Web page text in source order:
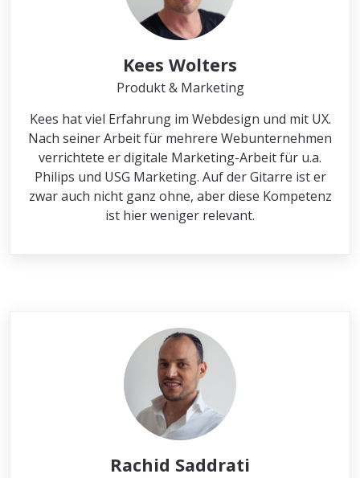
Kees Wolters
Produkt & Marketing
Kees hat viel Erfahrung im Webdesign und mit UX.
Nach seiner Arbeit für mehrere Webunternehmen
verrichtete er digitale Marketing-Arbeit für u.a.
Philips und USG Marketing. Auf der Gitarre ist er
zwar auch nicht ganz ohne, aber diese Kompetenz
ist hier weniger relevant.
Rachid Saddrati